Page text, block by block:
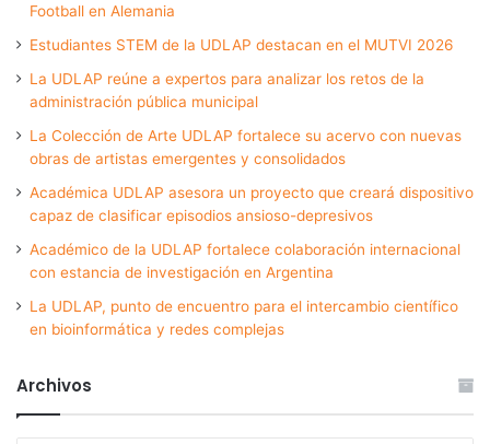
Football en Alemania
Estudiantes STEM de la UDLAP destacan en el MUTVI 2026
La UDLAP reúne a expertos para analizar los retos de la
administración pública municipal
La Colección de Arte UDLAP fortalece su acervo con nuevas
obras de artistas emergentes y consolidados
Académica UDLAP asesora un proyecto que creará dispositivo
capaz de clasificar episodios ansioso-depresivos
Académico de la UDLAP fortalece colaboración internacional
con estancia de investigación en Argentina
La UDLAP, punto de encuentro para el intercambio científico
en bioinformática y redes complejas
Archivos